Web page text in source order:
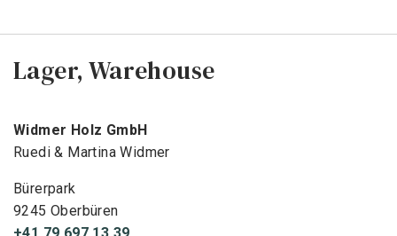
Lager, Warehouse
Widmer Holz GmbH
Ruedi & Martina Widmer
Bürerpark
9245 Oberbüren